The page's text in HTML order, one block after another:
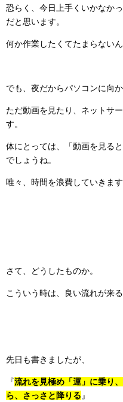
恐らく、今日上手くいかなか
だと思います。
何か作業したくてたまらないん
でも、夜だからパソコンに向
ただ動画を見たり、ネットサ
す。
体にとっては、「動画を見る
でしょうね。
唯々、時間を浪費していきます
さて、どうしたものか。
こういう時は、良い流れが来
先日も書きましたが、
『流れを見極め「運」に乗り
ら、さっさと降りる 』